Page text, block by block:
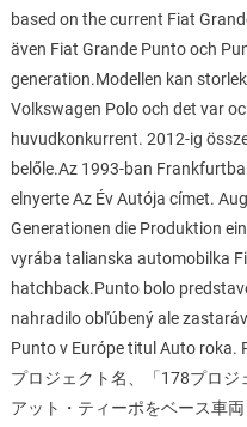
based on the current Fiat
även Fiat Grande Punto och
generation.Modellen kan
Volkswagen Polo och det var
huvudkonkurrent. 2012-ig
belőle.Az 1993-ban
elnyerte Az Év Autója címet.
Generationen die Produktion
vyrába talianska automobilka
hatchback.Punto bolo
nahradilo obľúbený ale
Punto v Európe titul Auto roka.
プロジェクト名、「178プロジ
アット・ティーポをベース車